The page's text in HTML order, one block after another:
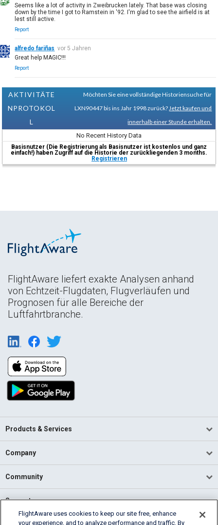
Seems like a lot of activity in Zweibrucken lately. That base was closing
down by the time I got to Ramstein in '92. I'm glad to see the airfield is at
lest still active.
Report
alfredo fariñas vor 5 Jahren
Great help MAGIC!!!
Report
AKTIVITÄTE
NPROTOKOL
L
Möchten Sie eine vollständige Historiensuche für
LXN90447 bis ins Jahr 1998 zurück? Jetzt kaufen und
innerhalb einer Stunde erhalten.
No Recent History Data
Basisnutzer (Die Registrierung als Basisnutzer ist kostenlos und ganz
einfach!) haben Zugriff auf die Historie der zurückliegenden 3 months.
Registrieren
FlightAware liefert exakte Analysen anhand
von Echtzeit-Flugdaten, Flugverläufen und
Prognosen für alle Bereiche der
Luftfahrtbranche.
Products & Services
Company
Community
Support
FlightAware uses cookies to keep our site free, enhance
your experience, and to analyze performance and traffic. By